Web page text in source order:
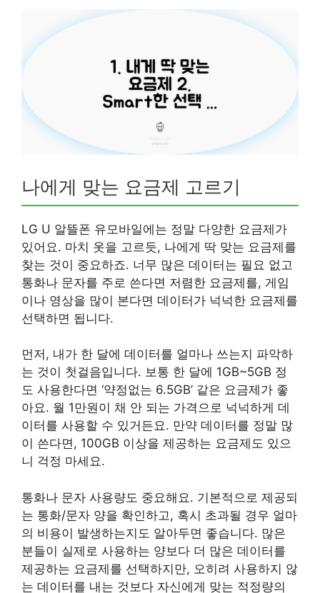
나에게 맞는 요금제 고르기
LG U 알뜰폰 유모바일에는 정말 다양한 요금제가
있어요. 마치 옷을 고르듯, 나에게 딱 맞는 요금제를
찾는 것이 중요하죠. 너무 많은 데이터는 필요 없고
통화나 문자를 주로 쓴다면 저렴한 요금제를, 게임
이나 영상을 많이 본다면 데이터가 넉넉한 요금제를
선택하면 됩니다.
먼저, 내가 한 달에 데이터를 얼마나 쓰는지 파악하
는 것이 첫걸음입니다. 보통 한 달에 1GB~5GB 정
도 사용한다면 ‘약정없는 6.5GB’ 같은 요금제가 좋
아요. 월 1만원이 채 안 되는 가격으로 넉넉하게 데
이터를 사용할 수 있거든요. 만약 데이터를 정말 많
이 쓴다면, 100GB 이상을 제공하는 요금제도 있으
니 걱정 마세요.
통화나 문자 사용량도 중요해요. 기본적으로 제공되
는 통화/문자 양을 확인하고, 혹시 초과될 경우 얼마
의 비용이 발생하는지도 알아두면 좋습니다. 많은
분들이 실제로 사용하는 양보다 더 많은 데이터를
제공하는 요금제를 선택하지만, 오히려 사용하지 않
는 데이터를 내는 것보다 자신에게 맞는 적정량의